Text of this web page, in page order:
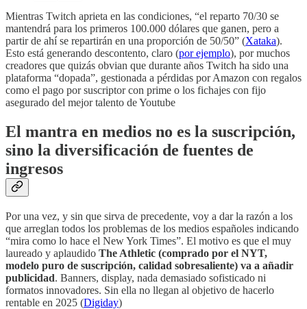
Mientras Twitch aprieta en las condiciones, “el reparto 70/30 se
mantendrá para los primeros 100.000 dólares que ganen, pero a
partir de ahí se repartirán en una proporción de 50/50” (Xataka).
Esto está generando descontento, claro (por ejemplo), por muchos
creadores que quizás obvian que durante años Twitch ha sido una
plataforma “dopada”, gestionada a pérdidas por Amazon con regalos
como el pago por suscriptor con prime o los fichajes con fijo
asegurado del mejor talento de Youtube
El mantra en medios no es la suscripción,
sino la diversificación de fuentes de
ingresos
Por una vez, y sin que sirva de precedente, voy a dar la razón a los
que arreglan todos los problemas de los medios españoles indicando
“mira como lo hace el New York Times”. El motivo es que el muy
laureado y aplaudido The Athletic (comprado por el NYT,
modelo puro de suscripción, calidad sobresaliente) va a añadir
publicidad. Banners, display, nada demasiado sofisticado ni
formatos innovadores. Sin ella no llegan al objetivo de hacerlo
rentable en 2025 (Digiday)